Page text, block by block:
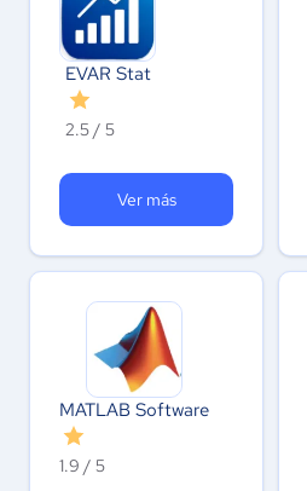
EVAR Stat
2.5 / 5
Ver más
MATLAB Software
1.9 / 5